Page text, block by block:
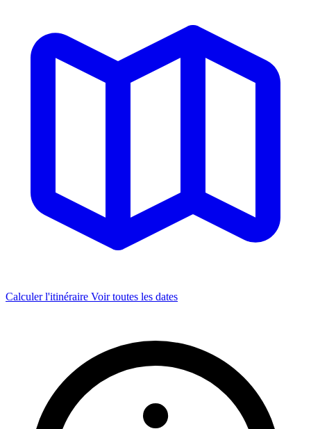
Calculer l'itinéraire Voir toutes les dates